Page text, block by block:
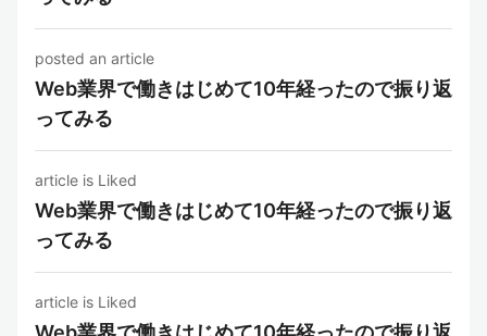
posted an article
Web業界で働きはじめて10年経ったので振り返
ってみる
article is Liked
Web業界で働きはじめて10年経ったので振り返
ってみる
article is Liked